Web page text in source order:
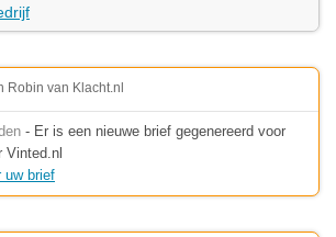
Robin van Klacht.nl
- Er is een nieuwe brief gegenereerd voor
Vinted.nl
uw brief